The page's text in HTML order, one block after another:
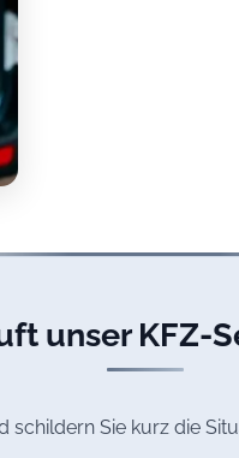
unser KFZ-
schildern Sie kurz die